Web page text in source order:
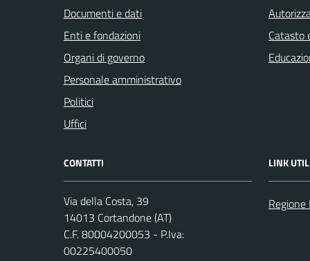
Documenti e dati
Enti e fondazioni
Organi di governo
Personale amministrativo
Politici
Uffici
Catasto
CONTATTI
Via della Costa, 39
14013 Cortandone (AT)
C.F. 80004200053 - P.Iva:
00225400050
LINK